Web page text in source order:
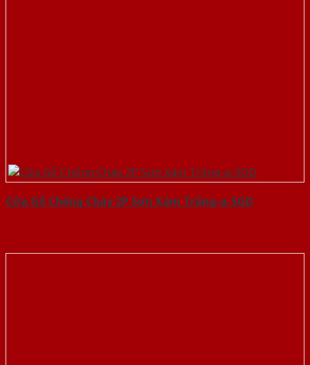
Cửa Gỗ Chống Cháy 2P Sơn Xám Trắng-a-SGD